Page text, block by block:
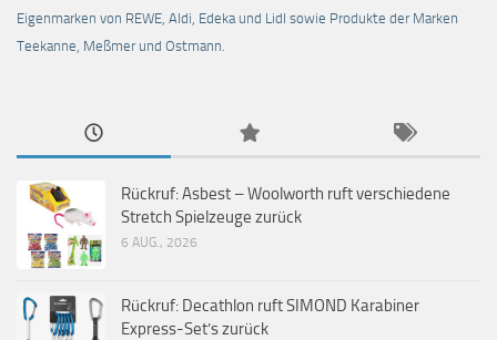
Eigenmarken von REWE, Aldi, Edeka und Lidl sowie Produkte der Marken
Teekanne, Meßmer und Ostmann.
Rückruf: Asbest – Woolworth ruft verschiedene
Stretch Spielzeuge zurück
6 AUG., 2026
Rückruf: Decathlon ruft SIMOND Karabiner
Express-Set’s zurück